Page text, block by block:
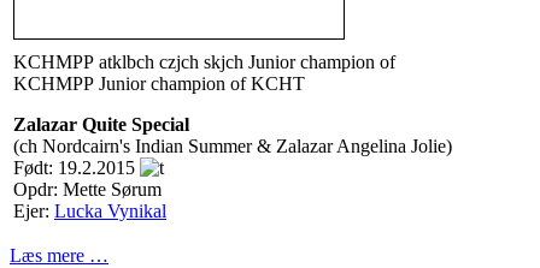
KCHMPP atklbch czjch skjch Junior champion of
KCHMPP Junior champion of KCHT
Zalazar Quite Special
(ch Nordcairn's Indian Summer & Zalazar Angelina Jolie)
Født: 19.2.2015
Opdr: Mette Sørum
Ejer: Lucka Vynikal
Læs mere …